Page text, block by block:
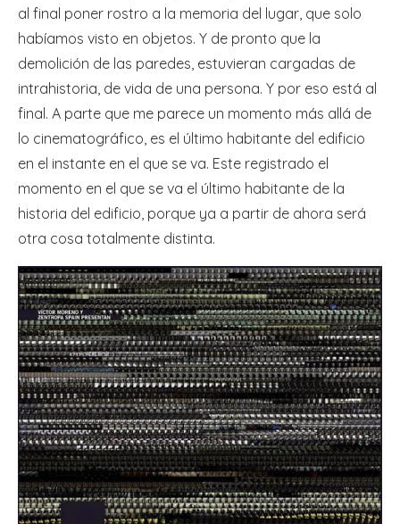
al final poner rostro a la memoria del lugar, que solo
habíamos visto en objetos. Y de pronto que la
demolición de las paredes, estuvieran cargadas de
intrahistoria, de vida de una persona. Y por eso está al
final. A parte que me parece un momento más allá de
lo cinematográfico, es el último habitante del edificio
en el instante en el que se va. Este registrado el
momento en el que se va el último habitante de la
historia del edificio, porque ya a partir de ahora será
otra cosa totalmente distinta.